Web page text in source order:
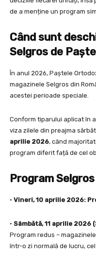
de a menține un program
Când sunt
Selgros de
În anul 2026, Paștele
magazinele Selgros din
acestei perioade speciale.
Conform tiparului aplicat în
viza zilele din preajma
aprilie 2026, când
program diferit față de cel
Program
• Vineri, 10 aprilie 2026:
• Sâmbătă, 11 aprilie 2026
Program redus –
într-o zi normală de lucru,